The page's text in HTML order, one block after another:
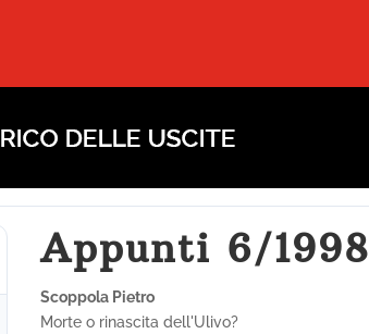
Appunti 6/1998
Scoppola Pietro
Morte o rinascita dell'Ulivo?